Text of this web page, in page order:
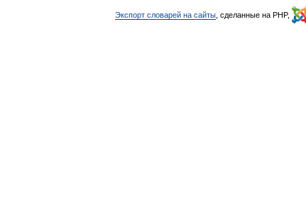
Экспорт словарей на сайты , сделанные на PHP,